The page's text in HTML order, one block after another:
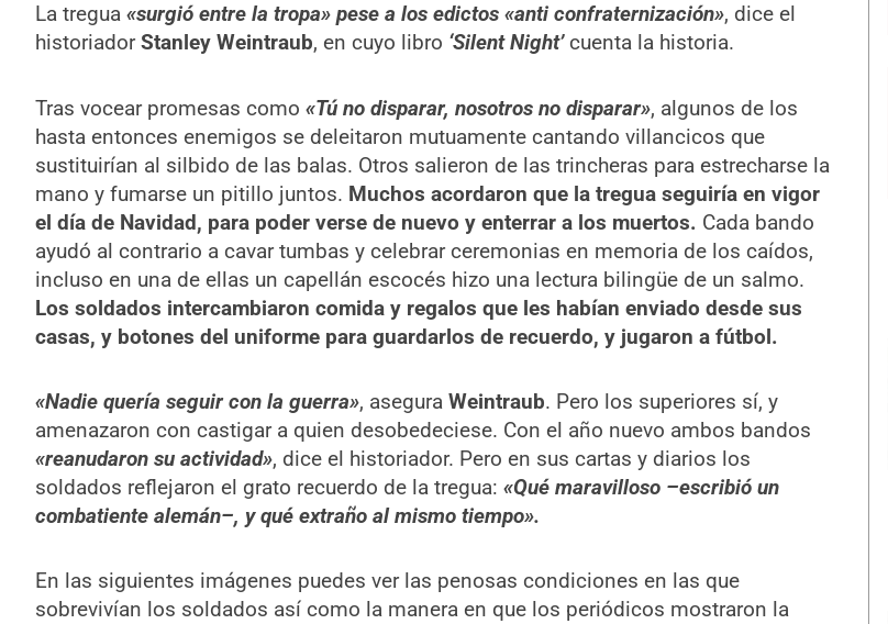
La tregua «surgió entre la tropa» pese a los edictos «anti confraternización», dice el
historiadorStanley Weintraub, en cuyo libro ‘Silent Night’cuenta la historia.
Tras vocear promesas como «Tú no disparar, nosotros no disparar», algunos de los
hasta entonces enemigos se deleitaron mutuamente cantando villancicos que
sustituirían al silbido de las balas. Otros salieron de las trincheras para estrecharse la
mano y fumarse un pitillo juntos. Muchos acordaron que la tregua seguiría en vigor
el día de Navidad, para poder verse de nuevo y enterrar a los muertos. Cada bando
ayudó al contrario a cavar tumbas y celebrar ceremonias en memoria de los caídos,
incluso en una de ellas un capellán escocés hizo una lectura bilingüe de un salmo.
Los soldados intercambiaron comida y regalos que les habían enviado desde sus
casas, y botones del uniforme para guardarlos de recuerdo, y jugaron a fútbol.
«Nadie quería seguir con la guerra», asegura Weintraub. Pero los superiores sí, y
amenazaron con castigar a quien desobedeciese. Con el año nuevo ambos bandos
«reanudaron su actividad», dice el historiador. Pero en sus cartas y diarios los
soldados reflejaron el grato recuerdo de la tregua: «Qué maravilloso –escribió un
combatiente alemán–, y qué extraño al mismo tiempo».
En las siguientes imágenes puedes ver las penosas condiciones en las que
sobrevivían los soldados así como la manera en que los periódicos mostraron la